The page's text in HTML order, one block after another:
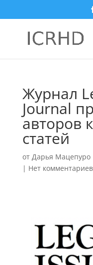
Журнал
Journal
авторов
статей
от Дарья Мацепуро
| Нет комментариев